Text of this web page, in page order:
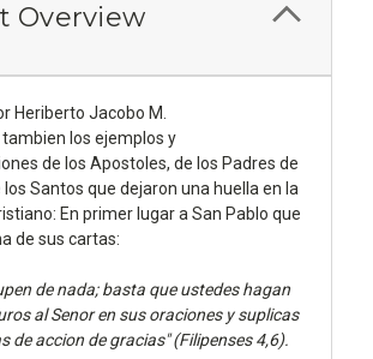
Overview
Heriberto Jacobo M.
los ejemplos y
de los Apostoles, de los Padres de
los Santos que dejaron una huella en la
En primer lugar a San Pablo que
de sus cartas:
de nada; basta que ustedes hagan
al Senor en sus oraciones y suplicas
de accion de gracias" (Filipenses 4,6).